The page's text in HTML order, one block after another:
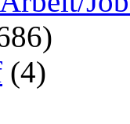
(4)